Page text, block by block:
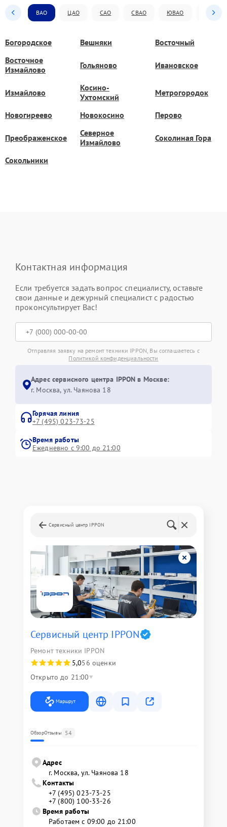
ВАО ЦАО САО СВАО ЮВАО ЮАО
Богородское Вешняки
Восточный
Восточное
Измайлово
Гольяново Ивановское
Измайлово
Косино-
Ухтомский
Метрогородок
Новогиреево Новокосино Перово
Преображенское
Северное
Измайлово
Соколиная Гора
Сокольники
Контактная информация
Если требуется задать вопрос специалисту, оставьте
свои данные и дежурный специалист с радостью
проконсультирует Вас!
Отправляя заявку на ремонт техники IPPON, Вы соглашаетесь с
Политикой конфиденциальности
Адрес сервисного центра IPPON в Москве:
г. Москва, ул. Чаянова 18
Горячая линия
+7 (495) 023-73-25
Время работы
Ежедневно с 9:00 до 21:00
Сервисный центр IPPON
Сервисный центр IPPON
Ремонт техники IPPON
5,056 оценки
Открыто до 21:00
Маршрут
ОбзорОтзывы 54
Адрес
г. Москва, ул. Чаянова 18
Контакты
+7 (495) 023-73-25
+7 (800) 100-33-26
Время работы
Работаем с 09:00 до 21:00